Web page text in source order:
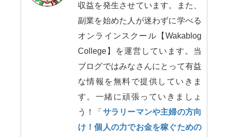
収益を発生させています。また、
副業を始めた人が迷わずに学べる
オンラインスクール【Wakablog
College】を運営しています。当
ブログではみなさんにとって有益
な情報を無料で提供していきま
す。一緒に頑張っていきましょ
う！「 サラリーマンや主婦の方向
け！個人の力でお金を稼ぐための